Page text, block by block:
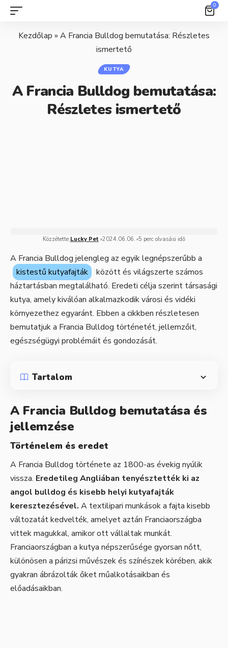
0
Kezdőlap » A Francia Bulldog bemutatása: Részletes
ismertető
KUTYA
A Francia Bulldog bemutatása:
Részletes ismertető
Közzétette:Lucky Pet 2024.06.06. 5 perc olvasási idő
A Francia Bulldog jelengleg az egyik legnépszerűbb a
kistestű kutyafajták
között és világszerte számos
háztartásban megtalálható. Eredeti célja szerint társasági
kutya, amely kiválóan alkalmazkodik városi és vidéki
környezethez egyaránt. Ebben a cikkben részletesen
bemutatjuk a Francia Bulldog történetét, jellemzőit,
egészségügyi problémáit és gondozását.
Tartalom
A Francia Bulldog bemutatása és
jellemzése
Történelem és eredet
A Francia Bulldog története az 1800-as évekig nyúlik
vissza. Eredetileg Angliában tenyésztették ki az
angol bulldog és kisebb helyi kutyafajták
keresztezésével. A textilipari munkások a fajta kisebb
változatát kedvelték, amelyet aztán Franciaországba
vittek magukkal, amikor ott vállaltak munkát.
Franciaországban a kutya népszerűsége gyorsan nőtt,
különösen a párizsi művészek és színészek körében, akik
gyakran ábrázolták őket műalkotásaikban és
előadásaikban.